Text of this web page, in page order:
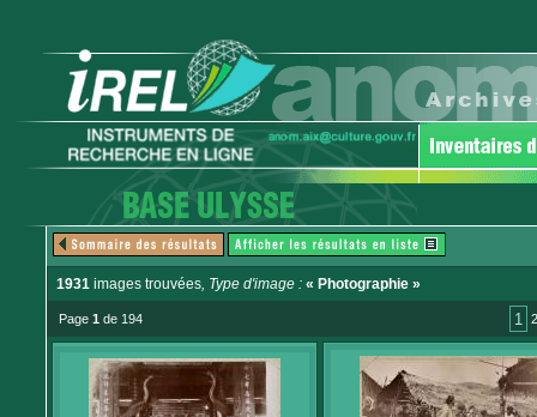
1931 images trouvées, Type d'image : « Photographie »
Page 1 de 194 1 2